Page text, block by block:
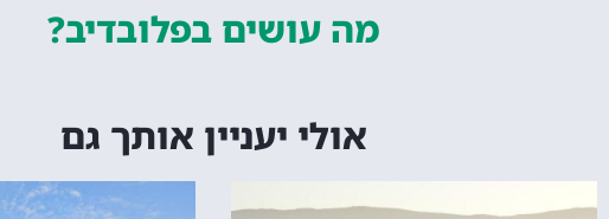
מה עושים בפלובדיב?
אולי יעניין אותך גם